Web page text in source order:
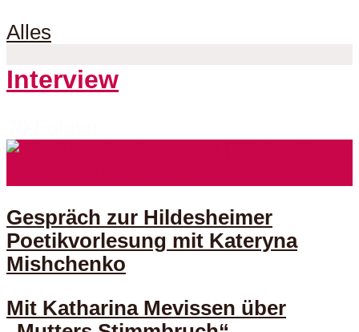
Alles
Interview
Gespräch zur Hildesheimer
Poetikvorlesung mit Kateryna
Mishchenko
Mit Katharina Mevissen über